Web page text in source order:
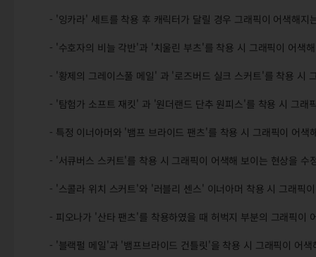
- '잉카라' 세트를 착용 후 캐릭터가 달릴 경우 그래픽이 어색해지
- '수호자의 비늘 각반'과 '치울린 부츠'를 착용 시 그래픽이 어색
- '황제의 그레이스풀 메일' 과 '로즈버드 실크 스커트'를 착용 시
- '탐험가 소프트 재킷' 과 '원더랜드 단추 원피스'를 착용 시 그래
- 특정 이너아머와 '뱀프 브라이드 팬츠'를 착용 시 그래픽이 어색
- '서큐버스 스커트'를 착용 시 그래픽이 어색해 보이는 현상을 수
- '스콜라 위치 스커트'와 '러블리 센스' 이너아머 착용 시 그래픽
- 피오나가 '산타 팬츠'를 착용하였을 때 허벅지 부분의 그래픽이
- '블랙펄 메일'과 '뱀프브라이드 건틀릿'을 착용 시 그래픽이 어